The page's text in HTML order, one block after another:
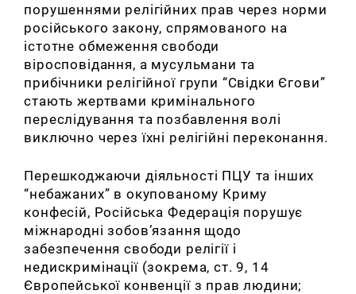
порушеннями релігійних прав через норми
російського закону, спрямованого на
істотне обмеження свободи
віросповідання, а мусульмани та
прибічники релігійної групи “Свідки Єгови”
стають жертвами кримінального
переслідування та позбавлення волі
виключно через їхні релігійні переконання.
Перешкоджаючи діяльності ПЦУ та інших
“небажаних” в окупованому Криму
конфесій, Російська Федерація порушує
міжнародні зобов’язання щодо
забезпечення свободи релігії і
недискримінації (зокрема, ст. 9, 14
Європейської конвенції з прав людини;